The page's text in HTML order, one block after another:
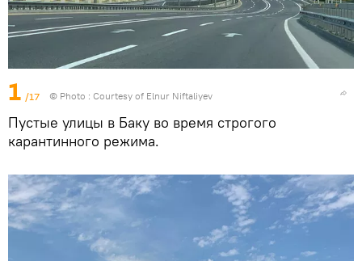
1 /17 © Photo : Courtesy of Elnur Niftaliyev
Пустые улицы в Баку во время строгого
карантинного режима.